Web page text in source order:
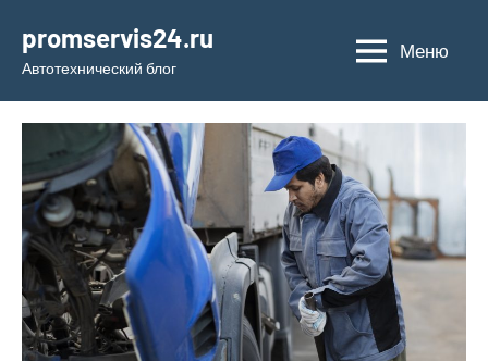
содержимому
promservis24.ru
Автотехнический блог
Меню